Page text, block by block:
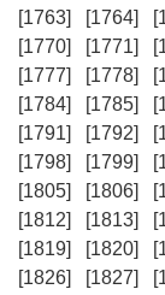
[1763]
[1764]
[1770]
[1771]
[1777]
[1778]
[1784]
[1785]
[1791]
[1792]
[1798]
[1799]
[1805]
[1806]
[1812]
[1813]
[1819]
[1820]
[1826]
[1827]